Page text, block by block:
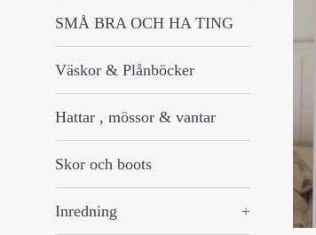
SMÅ BRA OCH HA TING
Väskor & Plånböcker
Hattar , mössor & vantar
Skor och boots
Inredning +